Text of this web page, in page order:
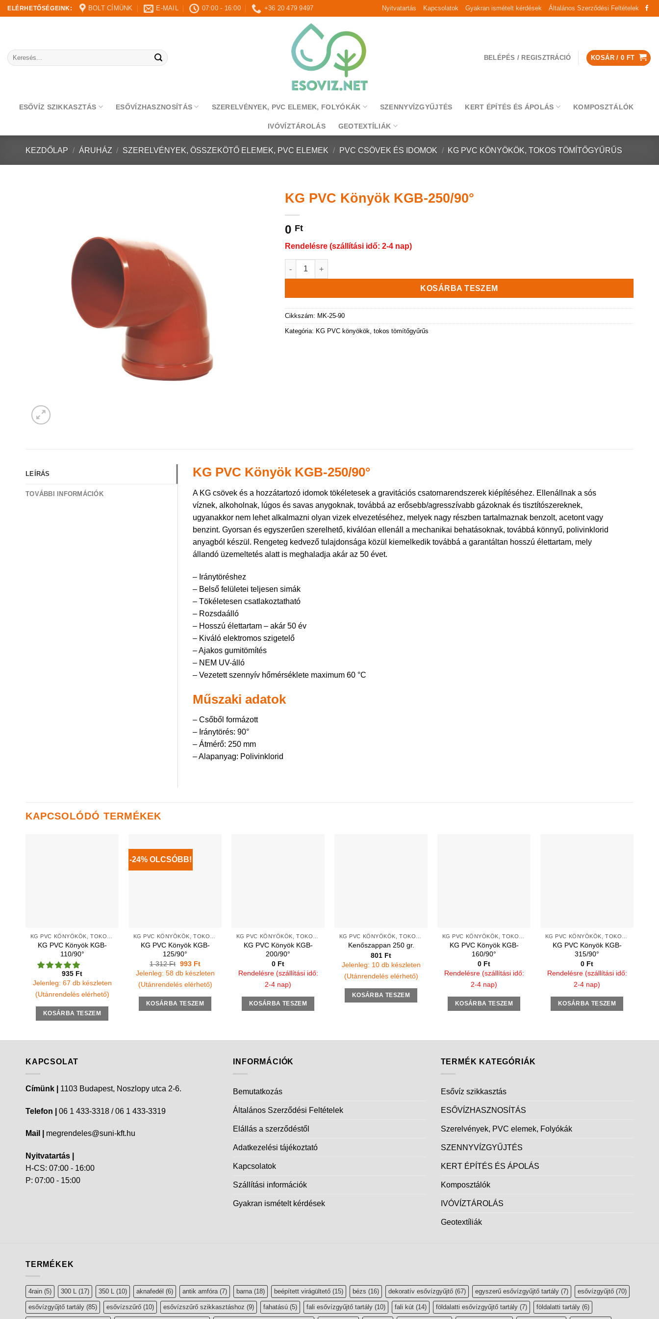
Skip
to
ELÉRHETŐSÉGEINK: BOLT CÍMÜNK E-MAIL 07:00 - 16:00 +36 20 479 9497 Nyitvatartás Kapcsolatok Gyakran ismételt kérdések Általános Szerződési Feltételek
Keresés
a
BELÉPÉS / REGISZTRÁCIÓ KOSÁR /0 FT
ESŐVÍZ SZIKKASZTÁS ESŐVÍZHASZNOSÍTÁS SZERELVÉNYEK, PVC ELEMEK, FOLYÓKÁK SZENNYVÍZGYŰJTÉS KERT ÉPÍTÉS ÉS ÁPOLÁS KOMPOSZTÁLÓK
IVÓVÍZTÁROLÁS GEOTEXTÍLIÁK
KEZDŐLAP / ÁRUHÁZ / SZERELVÉNYEK, ÖSSZEKÖTŐ ELEMEK, PVC ELEMEK / PVC CSÖVEK ÉS IDOMOK / KG PVC KÖNYÖKÖK, TOKOS TÖMÍTŐGYŰRŰS
KG PVC Könyök KGB-250/90°
0 Ft
Rendelésre (szállítási idő: 2-4 nap)
KG PVC Könyök KGB-250/90° mennyiség
KOSÁRBA TESZEM
Cikkszám: MK-25-90
Kategória: KG PVC könyökök, tokos tömítőgyűrűs
LEÍRÁS
TOVÁBBI INFORMÁCIÓK
KG PVC Könyök KGB-250/90°
A KG csövek és a hozzátartozó idomok tökéletesek a gravitációs csatornarendszerek kiépítéséhez. Ellenállnak a sós
víznek, alkoholnak, lúgos és savas anygoknak, továbbá az erősebb/agresszívabb gázoknak és tisztítószereknek,
ugyanakkor nem lehet alkalmazni olyan vizek elvezetéséhez, melyek nagy részben tartalmaznak benzolt, acetont vagy
benzint. Gyorsan és egyszerűen szerelhető, kiválóan ellenáll a mechanikai behatásoknak, továbbá könnyű, polivinklorid
anyagból készül. Rengeteg kedvező tulajdonsága közül kiemelkedik továbbá a garantáltan hosszú élettartam, mely
állandó üzemeltetés alatt is meghaladja akár az 50 évet.
– Iránytöréshez
– Belső felületei teljesen simák
– Tökéletesen csatlakoztatható
– Rozsdaálló
– Hosszú élettartam – akár 50 év
– Kiváló elektromos szigetelő
– Ajakos gumitömítés
– NEM UV-álló
– Vezetett szennyív hőmérséklete maximum 60 °C
Műszaki adatok
– Csőből formázott
– Iránytörés: 90°
– Átmérő: 250 mm
– Alapanyag: Polivinklorid
KAPCSOLÓDÓ TERMÉKEK
KG PVC Könyök KGB-
110/90°
935 Ft
Jelenleg: 67 db készleten
(Utánrendelés elérhető)
KOSÁRBA TESZEM
-24% OLCSÓBB!
KG PVC Könyök KGB-
125/90°
1 312Ft Original
price
was:
1
993 FtCurrent
price
is:
993 Ft.
Jelenleg: 58 db készleten
(Utánrendelés elérhető)
KOSÁRBA TESZEM
KG PVC Könyök KGB-
200/90°
0 Ft
Rendelésre (szállítási idő:
2-4 nap)
KOSÁRBA TESZEM
Kenőszappan 250 gr.
801 Ft
Jelenleg: 10 db készleten
(Utánrendelés elérhető)
KOSÁRBA TESZEM
KG PVC Könyök KGB-
160/90°
0 Ft
Rendelésre (szállítási idő:
2-4 nap)
KOSÁRBA TESZEM
KG PVC Könyök KGB-
315/90°
0 Ft
Rendelésre (szállítási idő:
2-4 nap)
KOSÁRBA TESZEM
KAPCSOLAT
Címünk | 1103 Budapest, Noszlopy utca 2-6.
Telefon | 06 1 433-3318 / 06 1 433-3319
Mail | megrendeles@suni-kft.hu
Nyitvatartás |
H-CS: 07:00 - 16:00
P: 07:00 - 15:00
INFORMÁCIÓK
Bemutatkozás
Általános Szerződési Feltételek
Elállás a szerződéstől
Adatkezelési tájékoztató
Kapcsolatok
Szállítási információk
Gyakran ismételt kérdések
TERMÉK KATEGÓRIÁK
Esővíz szikkasztás
ESŐVÍZHASZNOSÍTÁS
Szerelvények, PVC elemek, Folyókák
SZENNYVÍZGYŰJTÉS
KERT ÉPÍTÉS ÉS ÁPOLÁS
Komposztálók
IVÓVÍZTÁROLÁS
Geotextíliák
TERMÉKEK
4rain (5) 300 L (17) 350 L (10) aknafedél (6) antik amfóra(7) barna(18) beépített virágültető (15) bézs (16) dekoratív esővízgyűjtő (67) egyszerű esővízgyűjtő tartály (7) esővízgyűjtő (70)
esővízgyűjtő tartály (85) esővízszűrő (10) esővízszűrő szikkasztáshoz (9) fahatású (5) fali esővízgyűjtő tartály (10) fali kút (14) földalatti esővízgyűjtő tartály (7) földalatti tartály (6)